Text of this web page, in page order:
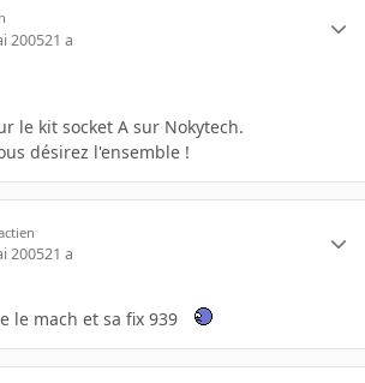
200521 a
le kit socket A sur Nokytech.
désirez l'ensemble !
200521 a
le mach et sa fix 939